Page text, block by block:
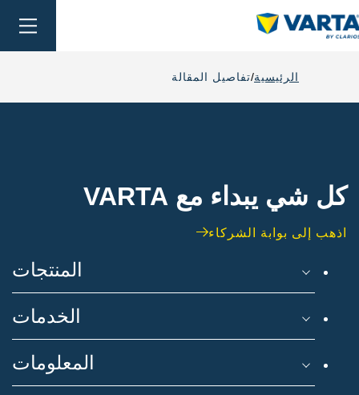
الرئيسية تفاصيل المقالة
كل شي يبداء مع VARTA
اذهب إلى بوابة الشركاء
المنتجات
الخدمات
المعلومات